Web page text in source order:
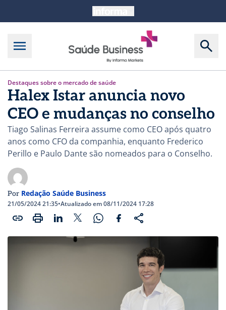
Destaques sobre o mercado de saúde
Halex Istar anuncia novo
CEO e mudanças no conselho
Tiago Salinas Ferreira assume como CEO após quatro
anos como CFO da companhia, enquanto Frederico
Perillo e Paulo Dante são nomeados para o Conselho.
Por Redação Saúde Business
21/05/2024 21:35•Atualizado em 08/11/2024 17:28